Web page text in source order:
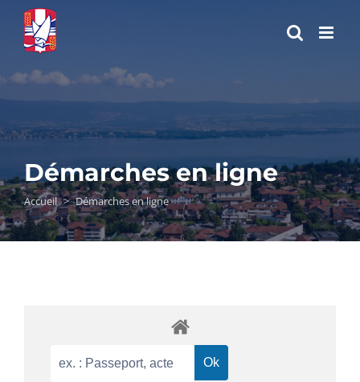
Passer
contenu
Démarches en ligne
Accueil > Démarches en ligne